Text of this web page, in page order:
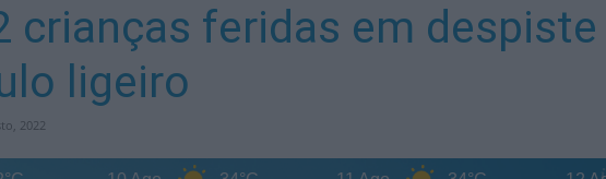
crianças feridas em despiste
ligeiro
2022